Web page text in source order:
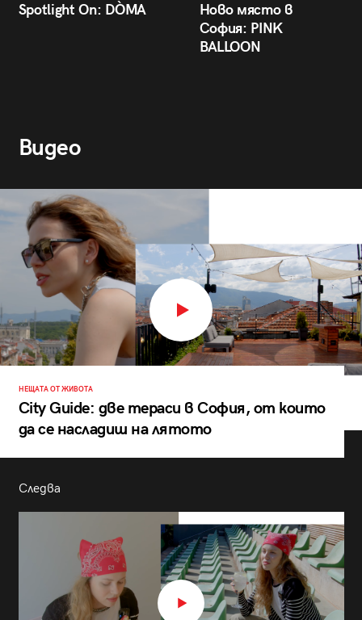
Spotlight On: DÒMA
Ново място в
София: PINK
BALLOON
Видео
НЕЩАТА ОТ ЖИВОТА
City Guide: две тераси в София, от които
да се насладиш на лятото
Следва